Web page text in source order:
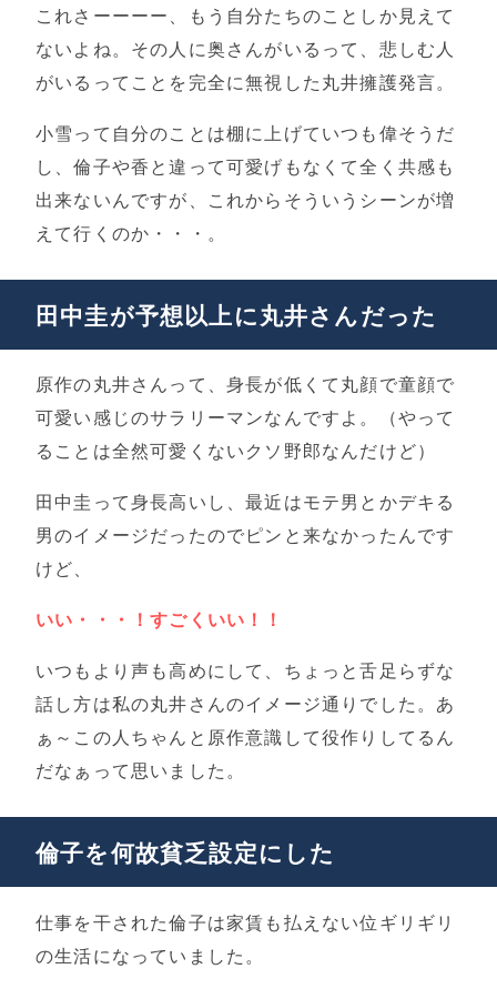
これさーーーー、もう自分たちのことしか見えて
ないよね。その人に奥さんがいるって、悲しむ人
がいるってことを完全に無視した丸井擁護発言。
小雪って自分のことは棚に上げていつも偉そうだ
し、倫子や香と違って可愛げもなくて全く共感も
出来ないんですが、これからそういうシーンが増
えて行くのか・・・。
田中圭が予想以上に丸井さんだった
原作の丸井さんって、身長が低くて丸顔で童顔で
可愛い感じのサラリーマンなんですよ。（やって
ることは全然可愛くないクソ野郎なんだけど）
田中圭って身長高いし、最近はモテ男とかデキる
男のイメージだったのでピンと来なかったんです
けど、
いい・・・！すごくいい！！
いつもより声も高めにして、ちょっと舌足らずな
話し方は私の丸井さんのイメージ通りでした。あ
ぁ～この人ちゃんと原作意識して役作りしてるん
だなぁって思いました。
倫子を何故貧乏設定にした
仕事を干された倫子は家賃も払えない位ギリギリ
の生活になっていました。